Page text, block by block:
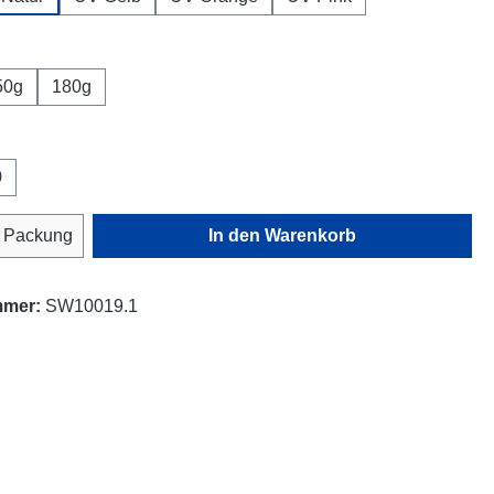
180g
Anzahl: Gib den gewünschten Wert ein
Packung In den Warenkorb
SW10019.1